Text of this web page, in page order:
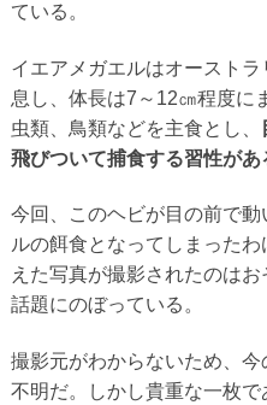
ている。
イエアメガエルはオースト
息し、体長は7～12㎝程度に
虫類、鳥類などを主食とし、
飛びついて捕食する習性があ
今回、このヘビが目の前で
ルの餌食となってしまった
えた写真が撮影されたのは
話題にのぼっている。
撮影元がわからないため、
不明だ。しかし貴重な一枚